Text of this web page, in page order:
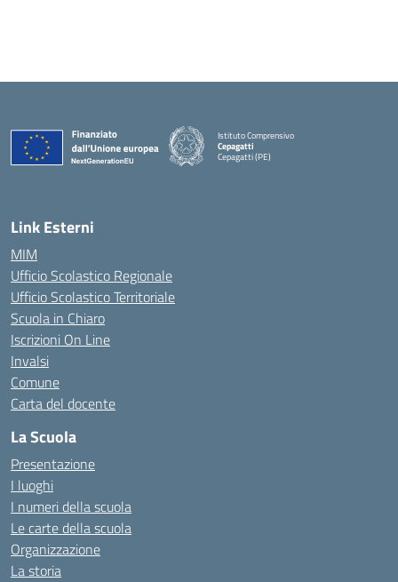
Istituto Comprensivo
Cepagatti
Cepagatti (PE)
— Visita la pagina iniziale della scuola
Link Esterni
MIM
Ufficio Scolastico Regionale
Ufficio Scolastico Territoriale
Scuola in Chiaro
Iscrizioni On Line
Invalsi
Comune
Carta del docente
La Scuola
Presentazione
I luoghi
I numeri della scuola
Le carte della scuola
Organizzazione
La storia